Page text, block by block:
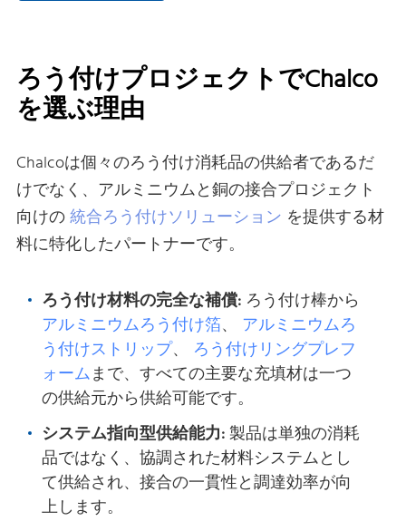
ろう付けプロジェクトでChalco
を選ぶ理由
Chalcoは個々のろう付け消耗品の供給者であるだ
けでなく、アルミニウムと銅の接合プロジェクト
向けの統合ろう付けソリューション を提供する材
料に特化したパートナーです。
ろう付け材料の完全な補償:ろう付け棒から
アルミニウムろう付け箔、 アルミニウムろ
う付けストリップ、 ろう付けリングプレフ
ォームまで、すべての主要な充填材は一つ
の供給元から供給可能です。
システム指向型供給能力:製品は単独の消耗
品ではなく、協調された材料システムとし
て供給され、接合の一貫性と調達効率が向
上します。